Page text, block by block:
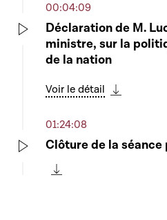
00:04:09
Déclaration de M.
ministre, sur la
de la nation
Voir le détail
01:24:08
Clôture de la